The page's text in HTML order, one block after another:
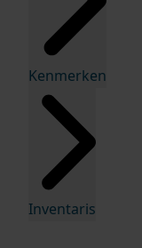
Kenmerken
Inventaris